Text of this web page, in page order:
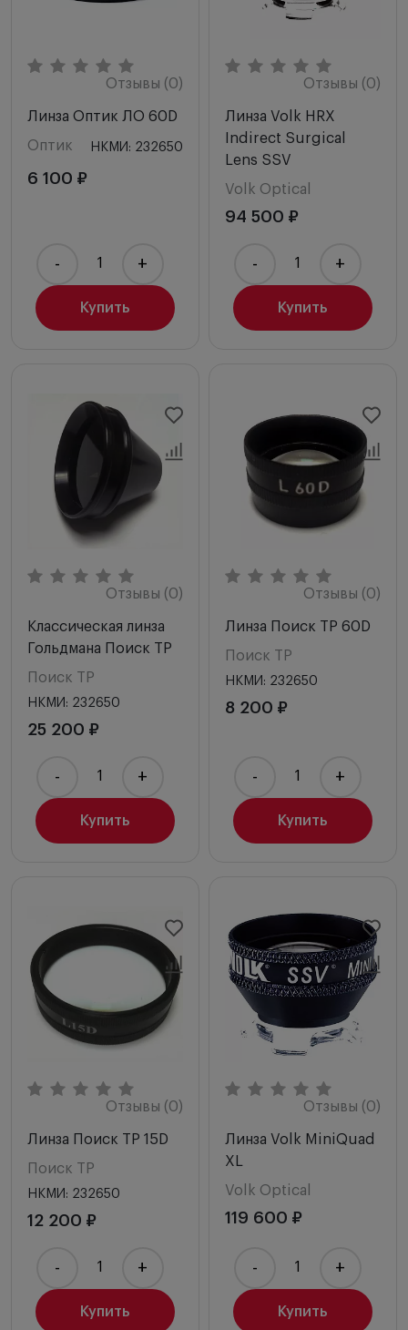
Отзывы (0)
Линза Оптик ЛО 60D
Оптик
НКМИ: 232650
6 100 ₽
Купить
- +
Отзывы (0)
Линза Volk HRX
Indirect Surgical
Lens SSV
Volk Optical
94 500 ₽
Купить
- +
Отзывы (0)
Классическая линза
Гольдмана Поиск ТР
Поиск ТР
НКМИ: 232650
25 200 ₽
Купить
- +
Отзывы (0)
Линза Поиск ТР 60D
Поиск ТР
НКМИ: 232650
8 200 ₽
Купить
- +
Отзывы (0)
Линза Поиск ТР 15D
Поиск ТР
НКМИ: 232650
12 200 ₽
Купить
- +
Отзывы (0)
Линза Volk MiniQuad
XL
Volk Optical
119 600 ₽
Купить
- +